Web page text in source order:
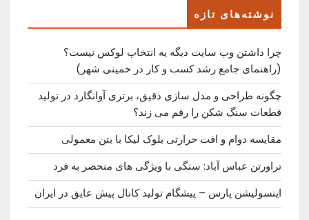
نوشته‌های تازه
چرا داشتن وب سایت دیگه یه انتخاب لوکس نیست؟
(راهنمای جامع رشد کسب ‌و کار در خمینی ‌شهر)
چگونه طراحی و مدل سازی دقیق، برتری آوانگارد در تولید
قطعات سنگ شکن را رقم می زند؟
مقایسه دوام و افت حرارتی بلوک لیکا با بتن معمولی
تراورتن عباس آباد: سنگی با ویژگی های منحصر به فرد
اینسولیشن پارس – پیشگام تولید کانال پیش عایق در ایران